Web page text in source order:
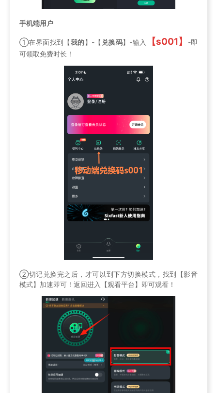
手机端用户
①在界面找到【我的】-【 兑换码】-输入 【s001】
-即
可领取免费时长！
②切记兑换完之后，才可以到下方切换模式，找到【影音
模式】加速即可！返回进入【观看平台】即可观看！